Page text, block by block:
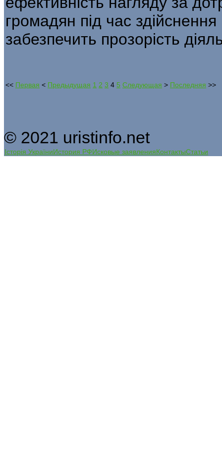
громадян під час
забезпечить прозорість
<< Первая < Предыдущая 1 2 3 4 5 Следующая > Последняя >>
© 2021 uristinfo.net
Історія УкраїниИстория РФИсковые заявленияКонтактыСтатьи